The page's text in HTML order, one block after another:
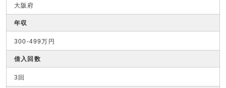
大阪府
年収
300-499万円
借入回数
3回